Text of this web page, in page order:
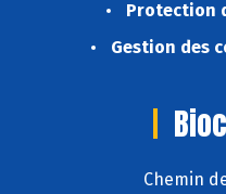
Protection
Gestion des
Chemin